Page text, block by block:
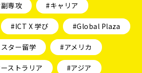
専攻 #キャリア
#ICT X 学び #Global Plaza
ター留学 #アメリカ
ストラリア #アジア